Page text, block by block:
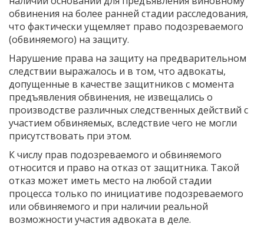
обвинения на более ранней ста­дии расследования,
что фактически ущемляет право подозреваемого
(обвиняемого) на защиту.
Нарушение права на защиту на предварительном
следствии выража­лось и в том, что адвокаты,
допущенные в качестве за­щитников с момента
предъявления обвинения, не извещались о
производ­стве различных следственных действий с
участием обвиняемых, вслед­ствие чего не могли
присутствовать при этом.
К числу прав подозреваемого и обвиняемого
относится и право на отказ от защитника. Такой
отказ может иметь место на любой стадии
процесса только по инициативе подозреваемого
или обвиняемого и при наличии реальной
возможности участия адвоката в деле.